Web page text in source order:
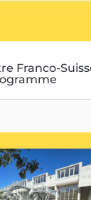
Franco-